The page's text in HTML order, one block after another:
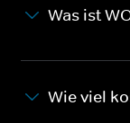
Was ist
Wie viel